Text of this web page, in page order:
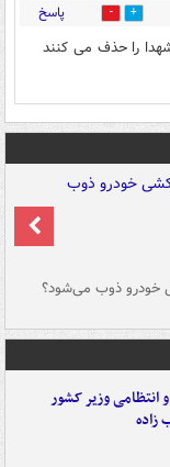
7 پاسخ
را حذف می کنند
خودرو ذوب می‌شود؟
انتظامی وزیر کشور
زاده